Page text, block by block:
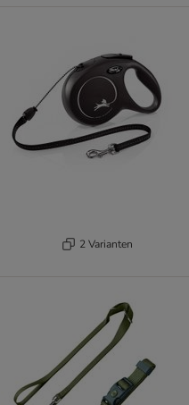
2 Varianten